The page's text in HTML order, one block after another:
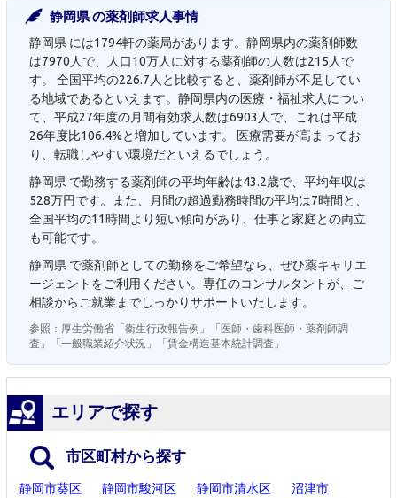
静岡県 の薬剤師求人事情
静岡県 には1794軒の薬局があります。静岡県内の薬剤師数
は7970人で、人口10万人に対する薬剤師の人数は215人で
す。 全国平均の226.7人と比較すると、薬剤師が不足してい
る地域であるといえます。静岡県内の医療・福祉求人につい
て、平成27年度の月間有効求人数は6903人で、これは平成
26年度比106.4%と増加しています。 医療需要が高まってお
り、転職しやすい環境だといえるでしょう。
静岡県 で勤務する薬剤師の平均年齢は43.2歳で、平均年収は
528万円です。また、月間の超過勤務時間の平均は7時間と、
全国平均の11時間より短い傾向があり、仕事と家庭との両立
も可能です。
静岡県 で薬剤師としての勤務をご希望なら、ぜひ薬キャリエ
ージェントをご利用ください。専任のコンサルタントが、ご
相談からご就業までしっかりサポートいたします。
参照：厚生労働省「衛生行政報告例」「医師・歯科医師・薬剤師調
査」「一般職業紹介状況」「賃金構造基本統計調査」
エリアで探す
市区町村から探す
静岡市葵区 静岡市駿河区 静岡市清水区 沼津市